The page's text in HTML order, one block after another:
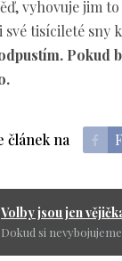
vyhovuje jim
své tisícileté sny
Pokud
článek na
Volby jsou jen